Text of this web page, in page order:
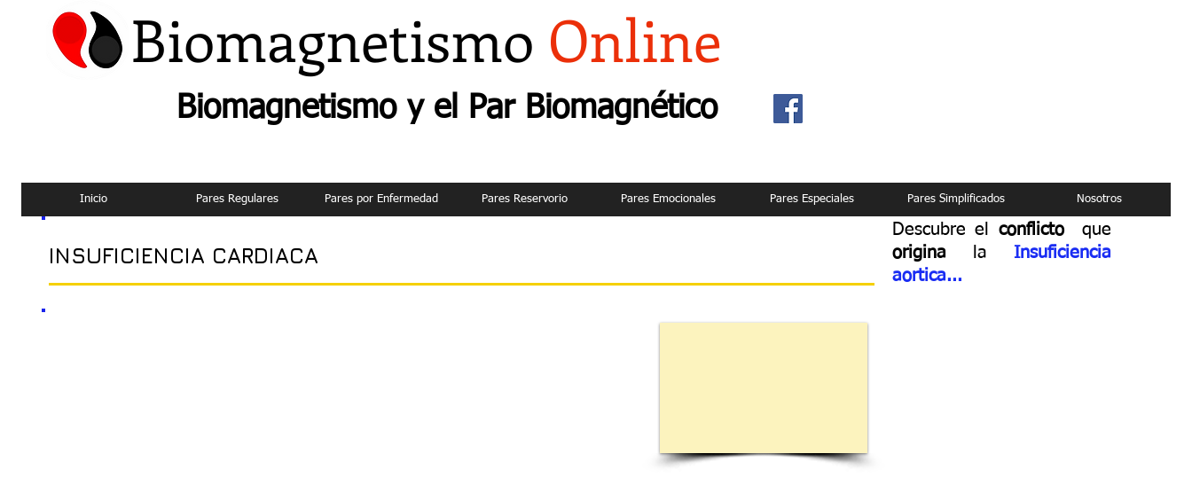
Biomagnetismo Online
Biomagnetismo y el Par Biomagnético
Inicio Pares Regulares Pares por Enfermedad Pares Reservorio Pares Emocionales Pares Especiales Pares Simplificados Nosotros
INSUFICIENCIA CARDIACA
Descubre el conflicto
que
origina la Insuficiencia
aortica...